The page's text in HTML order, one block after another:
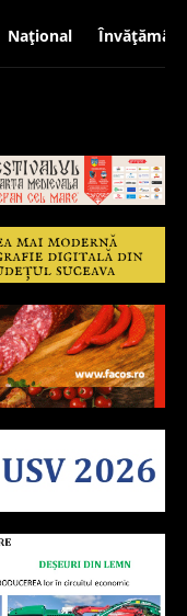
Național Învățământ